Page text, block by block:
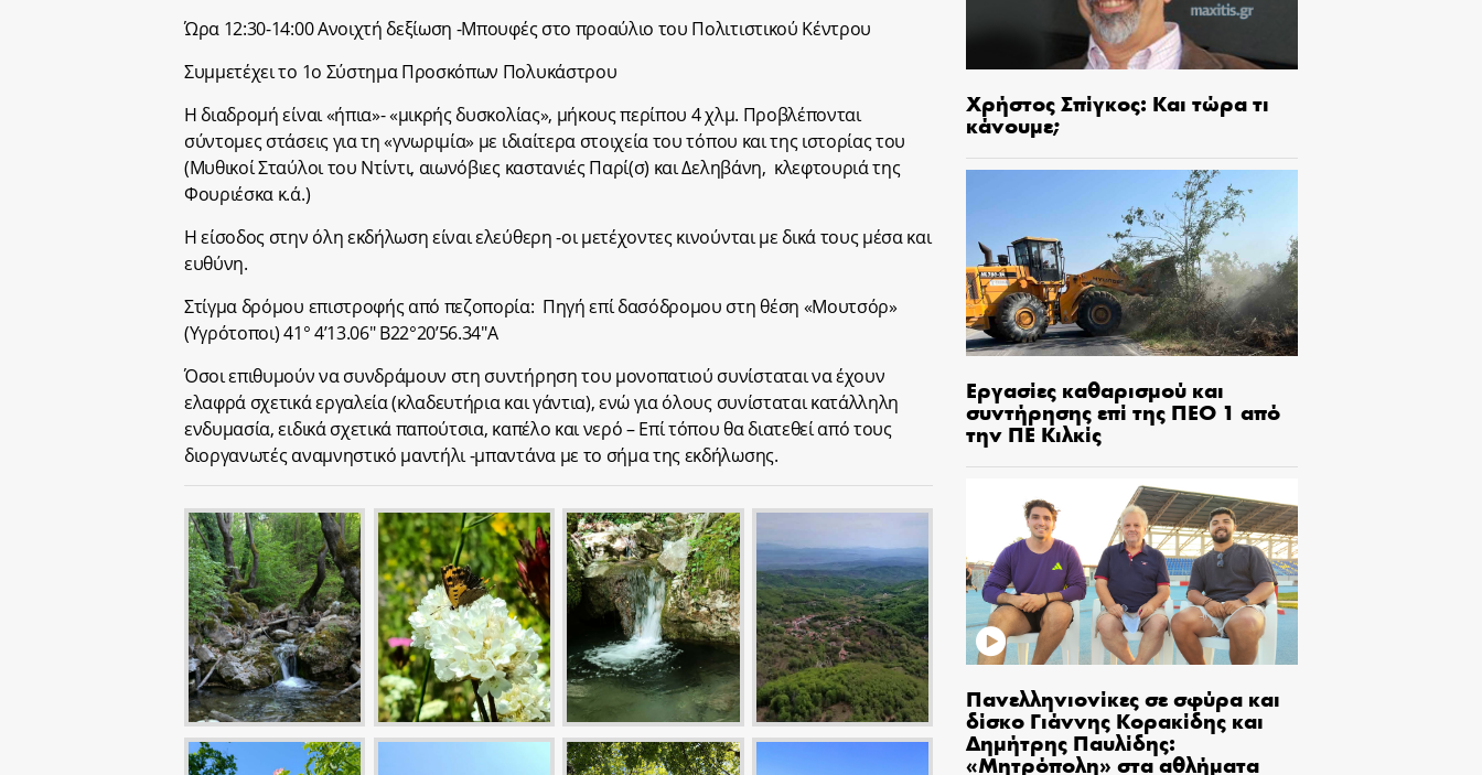
Ώρα 12:30-14:00 Ανοιχτή δεξίωση -Μπουφές στο προαύλιο του Πολιτιστικού Κέντρου
Συμμετέχει το 1ο Σύστημα Προσκόπων Πολυκάστρου
Η διαδρομή είναι «ήπια»- «μικρής δυσκολίας», μήκους περίπου 4 χλμ. Προβλέπονται
σύντομες στάσεις για τη «γνωριμία» με ιδιαίτερα στοιχεία του τόπου και της ιστορίας του
(Μυθικοί Σταύλοι του Ντίντι, αιωνόβιες καστανιές Παρί(σ) και Δεληβάνη, κλεφτουριά της
Φουριέσκα κ.ά.)
Η είσοδος στην όλη εκδήλωση είναι ελεύθερη -οι μετέχοντες κινούνται με δικά τους μέσα και
ευθύνη.
Στίγμα δρόμου επιστροφής από πεζοπορία: Πηγή επί δασόδρομου στη θέση «Μουτσόρ»
(Υγρότοποι) 41° 4’13.06″ Β22°20’56.34″Α
Όσοι επιθυμούν να συνδράμουν στη συντήρηση του μονοπατιού συνίσταται να έχουν
ελαφρά σχετικά εργαλεία (κλαδευτήρια και γάντια), ενώ για όλους συνίσταται κατάλληλη
ενδυμασία, ειδικά σχετικά παπούτσια, καπέλο και νερό – Επί τόπου θα διατεθεί από τους
διοργανωτές αναμνηστικό μαντήλι -μπαντάνα με το σήμα της εκδήλωσης.
Χρήστος Σπίγκος: Και τώρα τι
κάνουμε;
Εργασίες καθαρισμού και
συντήρησης επί της ΠΕΟ 1 από
την ΠΕ Κιλκίς
Πανελληνιονίκες σε σφύρα και
δίσκο Γιάννης Κορακίδης και
Δημήτρης Παυλίδης:
«Μητρόπολη» στα αθλήματα